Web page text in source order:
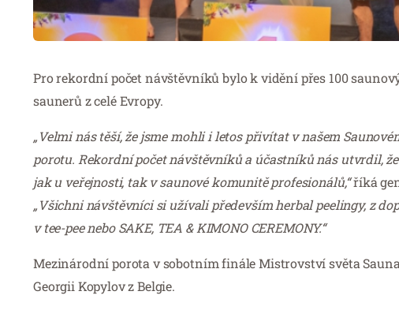
Pro rekordní počet návštěvníků bylo k vidění přes 100
saunerů z celé Evropy.
„Velmi nás těší, že jsme mohli i letos přivítat v našem
porotu. Rekordní počet návštěvníků a účastníků nás utvrdil,
jak u veřejnosti, tak v saunové komunitě profesionálů,“říká
„Všichni návštěvníci si užívali především herbal peelingy, z
v tee-pee nebo SAKE, TEA & KIMONO CEREMONY.“
Mezinárodní porota v sobotním finále Mistrovství světa
Georgii Kopylov z Belgie.